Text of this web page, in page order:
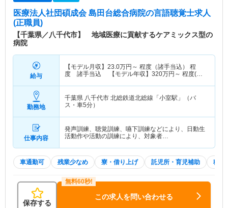
医療法人社団碩成会 島田台総合病院の言語聴覚士求人
(正職員)
【千葉県／八千代市】 地域医療に貢献するケアミックス型の
病院
給与
【モデル月収】 23.0万円～ 程度（諸手当込） 程
度 諸手当込 【モデル年収】 320万円～ 程度(諸
勤務地
千葉県 八千代市 北総鉄道北総線「小室駅」（バ
ス・車5分）
仕事内容
発声訓練、聴覚訓練、嚥下訓練などにより、日動生
活動作や活動の訓練により、対象者…
車通勤可 残業少なめ 寮・借り上げ 託児所・育児補助 積極
保存する
この求人を問い合わせる